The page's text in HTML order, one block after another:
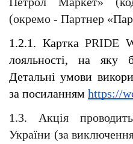
(окремо - Партнер
1.2.1. Картка PRIDE
лояльності, на яку
Детальні умови
за посиланням https://
1.3. Акція
України (за